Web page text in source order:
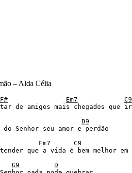
– Alda Célia
Em7
C9
de amigos mais chegados que
D9
Senhor seu amor e perdão
Em7
C9
que a vida é bem melhor em
G9
D